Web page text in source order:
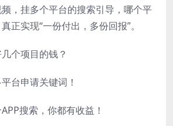
，挂多个平台的搜索引导，哪个平
正实现“一份付出，多份回报”。
个项目的钱？
台申请关键词！
搜索，你都有收益！